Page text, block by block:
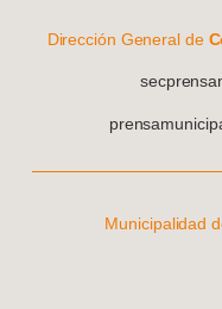
Dirección General de
Municipalidad